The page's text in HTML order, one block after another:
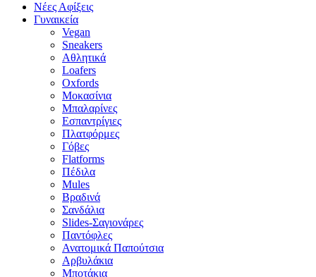
Νέες Αφίξεις
Γυναικεία
Vegan
Sneakers
Αθλητικά
Loafers
Oxfords
Μοκασίνια
Μπαλαρίνες
Εσπαντρίγιες
Πλατφόρμες
Γόβες
Flatforms
Πέδιλα
Mules
Βραδινά
Σανδάλια
Slides-Σαγιονάρες
Παντόφλες
Ανατομικά Παπούτσια
Αρβυλάκια
Μποτάκια